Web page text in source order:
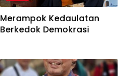
Merampok Kedaulatan
Berkedok Demokrasi